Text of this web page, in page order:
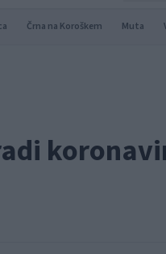
Črna na Koroškem Muta